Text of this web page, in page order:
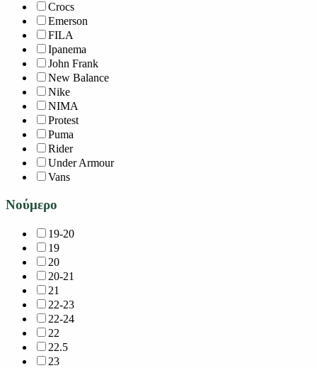
Crocs
Emerson
FILA
Ipanema
John Frank
New Balance
Nike
NIMA
Protest
Puma
Rider
Under Armour
Vans
Νούμερο
19-20
19
20
20-21
21
22-23
22-24
22
22.5
23